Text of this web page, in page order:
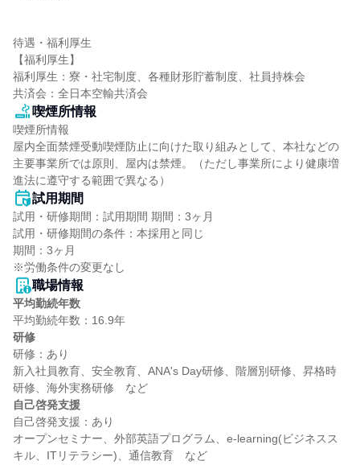
待遇・福利厚生
【福利厚生】
福利厚生：寮・社宅制度、各種財形貯蓄制度、社員持株会
共済会：全日本空輸共済会
喫煙所情報
喫煙所情報
屋内全面禁煙受動喫煙防止に向けた取り組みとして、本社などの
主要事業所では原則、屋内は禁煙。（ただし事業所により健康増
進法に遵守する範囲で異なる）
試用期間
試用・研修期間：試用期間 期間：3ヶ月
試用・研修期間の条件：本採用と同じ
期間：3ヶ月
職場情報
平均勤続年数
研修
研修：あり
新入社員教育、安全教育、ANA's Day研修、階層別研修、昇格時
自己啓発支援
自己啓発支援：あり
オープンセミナー、外部英語プログラム、e-learning(ビジネスス